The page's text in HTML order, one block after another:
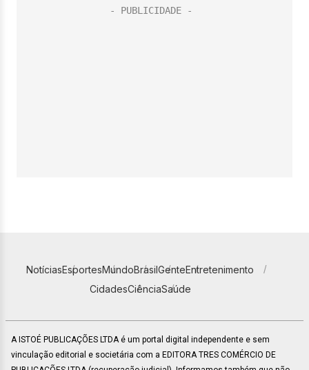
NotíciasEsportesMundoBrasilGenteEntretenimento
CidadesCiênciaSaúde
A ISTOÉ PUBLICAÇÕES LTDA é um portal digital independente e sem
vinculação editorial e societária com a EDITORA TRES COMÉRCIO DE